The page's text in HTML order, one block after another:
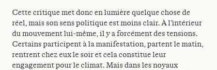
Cette critique met donc en lumière quelque chose de
réel, mais son sens politique est moins clair. À l’intérieur
du mouvement lui-même, il y a forcément des tensions.
Certains participent à la manifestation, partent le matin,
rentrent chez eux le soir et cela constitue leur
engagement pour le climat. Mais dans les noyaux